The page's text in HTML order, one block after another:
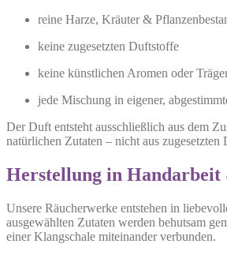
reine Harze, Kräuter &
keine zugesetzten Duftstoffe
keine künstlichen Aromen oder
jede Mischung in eigener,
Der Duft entsteht ausschließlich aus dem
natürlichen Zutaten – nicht aus zugesetzten
Herstellung in
Unsere Räucherwerke entstehen in
ausgewählten Zutaten werden behutsam
einer Klangschale miteinander verbunden.